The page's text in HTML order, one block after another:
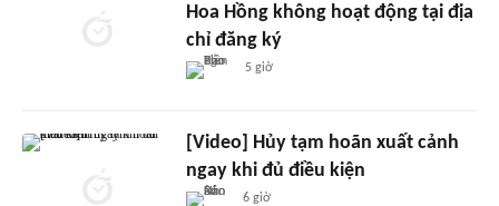
Hoa Hồng không hoạt động tại địa
chỉ đăng ký
5 giờ
[Video] Hủy tạm hoãn xuất cảnh
ngay khi đủ điều kiện
6 giờ